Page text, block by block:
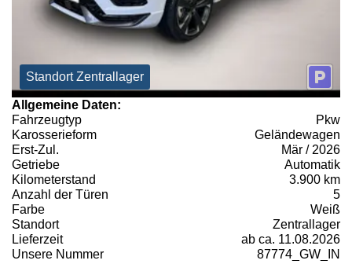
Standort Zentrallager
Allgemeine Daten:
Fahrzeugtyp
Pkw
Karosserieform
Geländewagen
Erst-Zul.
Mär / 2026
Getriebe
Automatik
Kilometerstand
3.900 km
Anzahl der Türen
5
Farbe
Weiß
Standort
Zentrallager
Lieferzeit
ab ca. 11.08.2026
Unsere Nummer
87774_GW_IN